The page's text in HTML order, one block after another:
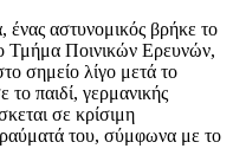
αστυνομικός βρήκε το
Τμήμα Ποινικών Ερευνών,
σημείο λίγο μετά το
παιδί, γερμανικής
σε κρίσιμη
του, σύμφωνα με το